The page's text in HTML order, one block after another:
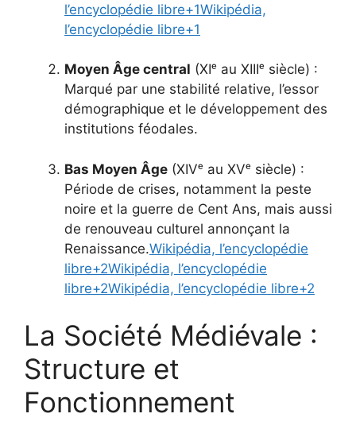
l’encyclopédie libre+1Wikipédia,
l’encyclopédie libre+1
Moyen Âge central (XIᵉ au XIIIᵉ siècle) :
Marqué par une stabilité relative, l’essor
démographique et le développement des
institutions féodales.
Bas Moyen Âge (XIVᵉ au XVᵉ siècle) :
Période de crises, notamment la peste
noire et la guerre de Cent Ans, mais aussi
de renouveau culturel annonçant la
Renaissance.Wikipédia, l’encyclopédie
libre+2Wikipédia, l’encyclopédie
libre+2Wikipédia, l’encyclopédie libre+2
La Société Médiévale :
Structure et
Fonctionnement